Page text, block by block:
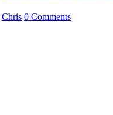
Chris 0 Comments